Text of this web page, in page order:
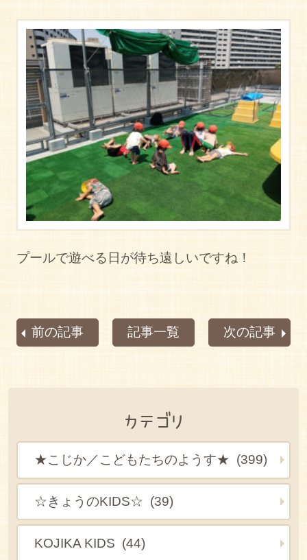
プールで遊べる日が待ち遠しいですね！
前の記事 記事一覧 次の記事
カテゴリ
★こじか／こどもたちのようす★ (399)
☆きょうのKIDS☆ (39)
KOJIKA KIDS (44)